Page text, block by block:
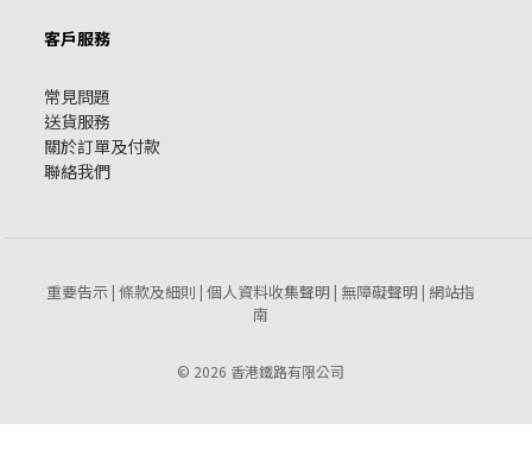
客戶服務
常見問題
送貨服務
關於訂單及付款
聯絡我們
重要告示| 條款及細則 | 個人資料收集聲明| 無障礙聲明| 網站指
南
© 2026 香港鐵路有限公司